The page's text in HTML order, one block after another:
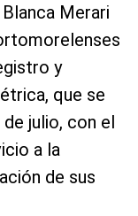
Merari
y
que se
julio, con el
a la
de sus